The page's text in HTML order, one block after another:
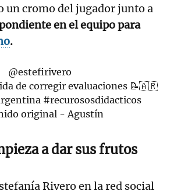
un cromo del jugador junto a
en el equipo para
.
@estefirivero
de corregir evaluaciones 📝🇦🇷
#recurososdidacticos
original - Agustín
a dar sus frutos
Rivero en la red social